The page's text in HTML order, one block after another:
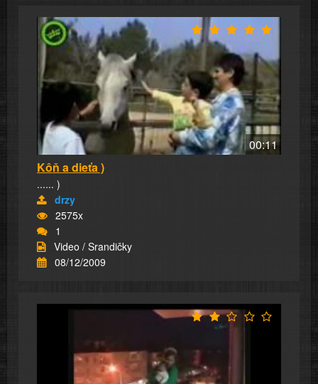
00:11
Kôň a dieťa )
...... )
drzy
2575x
1
Video / Srandičky
08/12/2009